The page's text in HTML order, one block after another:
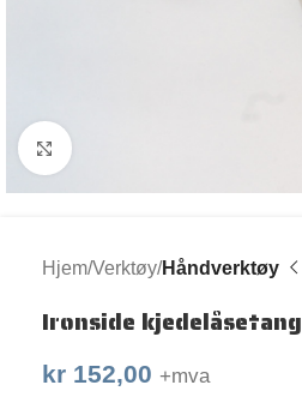
Klikk for større bilde
Hjem Verktøy Håndverktøy
Ironside kjedelåsetang
kr 152,00 +mva